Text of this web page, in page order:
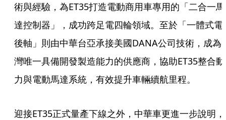
術與經驗，為ET35打造電動商用車專用的「二合一馬
達控制器」，成功跨足電四輪領域。至於「一體式電
後軸」則由中華台亞承接美國DANA公司技術，成為
灣唯一具備開發製造能力的供應商，協助ET35整合動
力與電動馬達系統，有效提升車輛續航里程。
迎接ET35正式量產下線之外，中華車更進一步說明，